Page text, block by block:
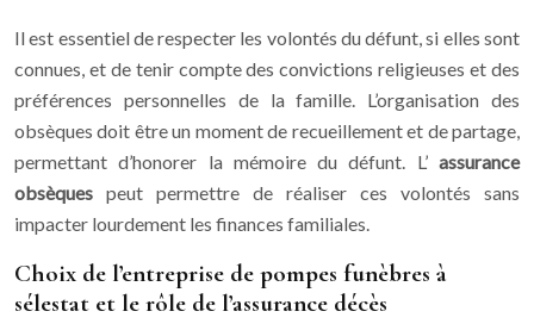
Il est essentiel de respecter les volontés du défunt, si elles sont
connues, et de tenir compte des convictions religieuses et des
préférences personnelles de la famille. L’organisation des
obsèques doit être un moment de recueillement et de partage,
permettant d’honorer la mémoire du défunt. L’ assurance
obsèques peut permettre de réaliser ces volontés sans
impacter lourdement les finances familiales.
Choix de l’entreprise de pompes funèbres à
sélestat et le rôle de l’assurance décès